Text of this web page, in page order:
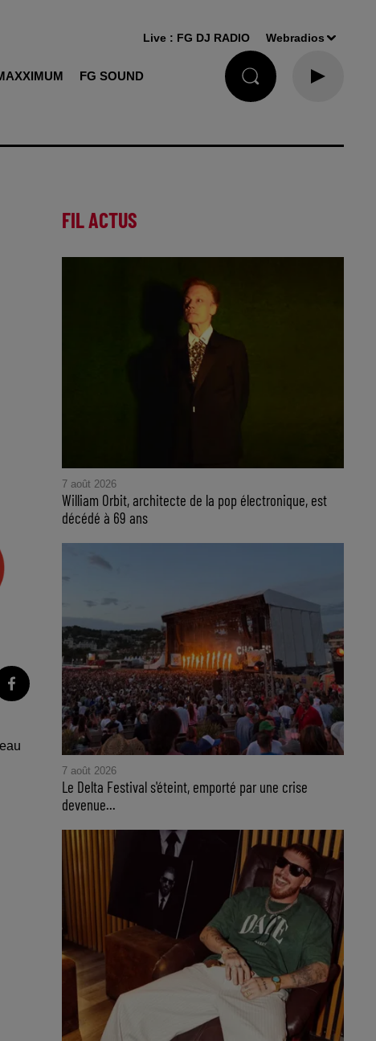
FG SOUND
Live : FG DJ RADIO Webradios
FIL ACTUS
7 août 2026
William Orbit, architecte de la pop électronique, est
décédé à 69 ans
7 août 2026
Le Delta Festival s'éteint, emporté par une crise
devenue...